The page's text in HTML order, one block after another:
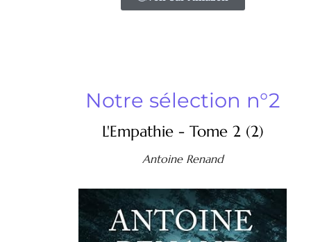
Notre sélection n°2
L'Empathie - Tome 2 (2)
Antoine Renand